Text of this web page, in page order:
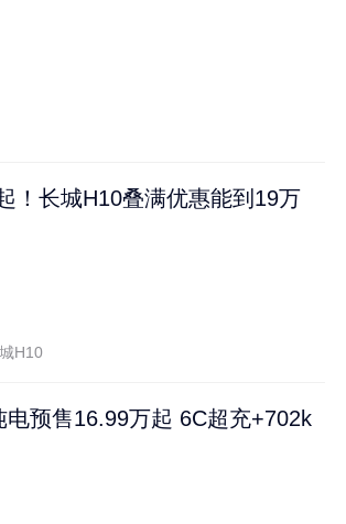
！长城H10叠满优惠能到19万
H10
电预售16.99万起 6C超充+702k